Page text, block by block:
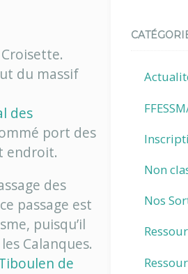
du massif
des
port des
endroit.
des
passage est
puisqu’il
Calanques.
de
Non
Nos